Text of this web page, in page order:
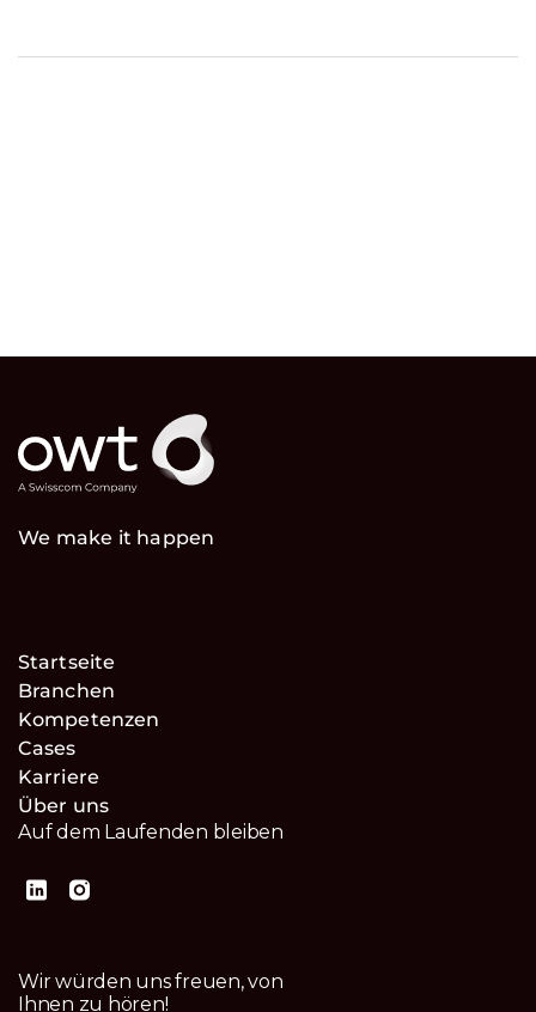
We make it happen
Startseite
Branchen
Kompetenzen
Cases
Karriere
Über uns
Auf dem Laufenden bleiben
Wir würden uns freuen, von
Ihnen zu hören!